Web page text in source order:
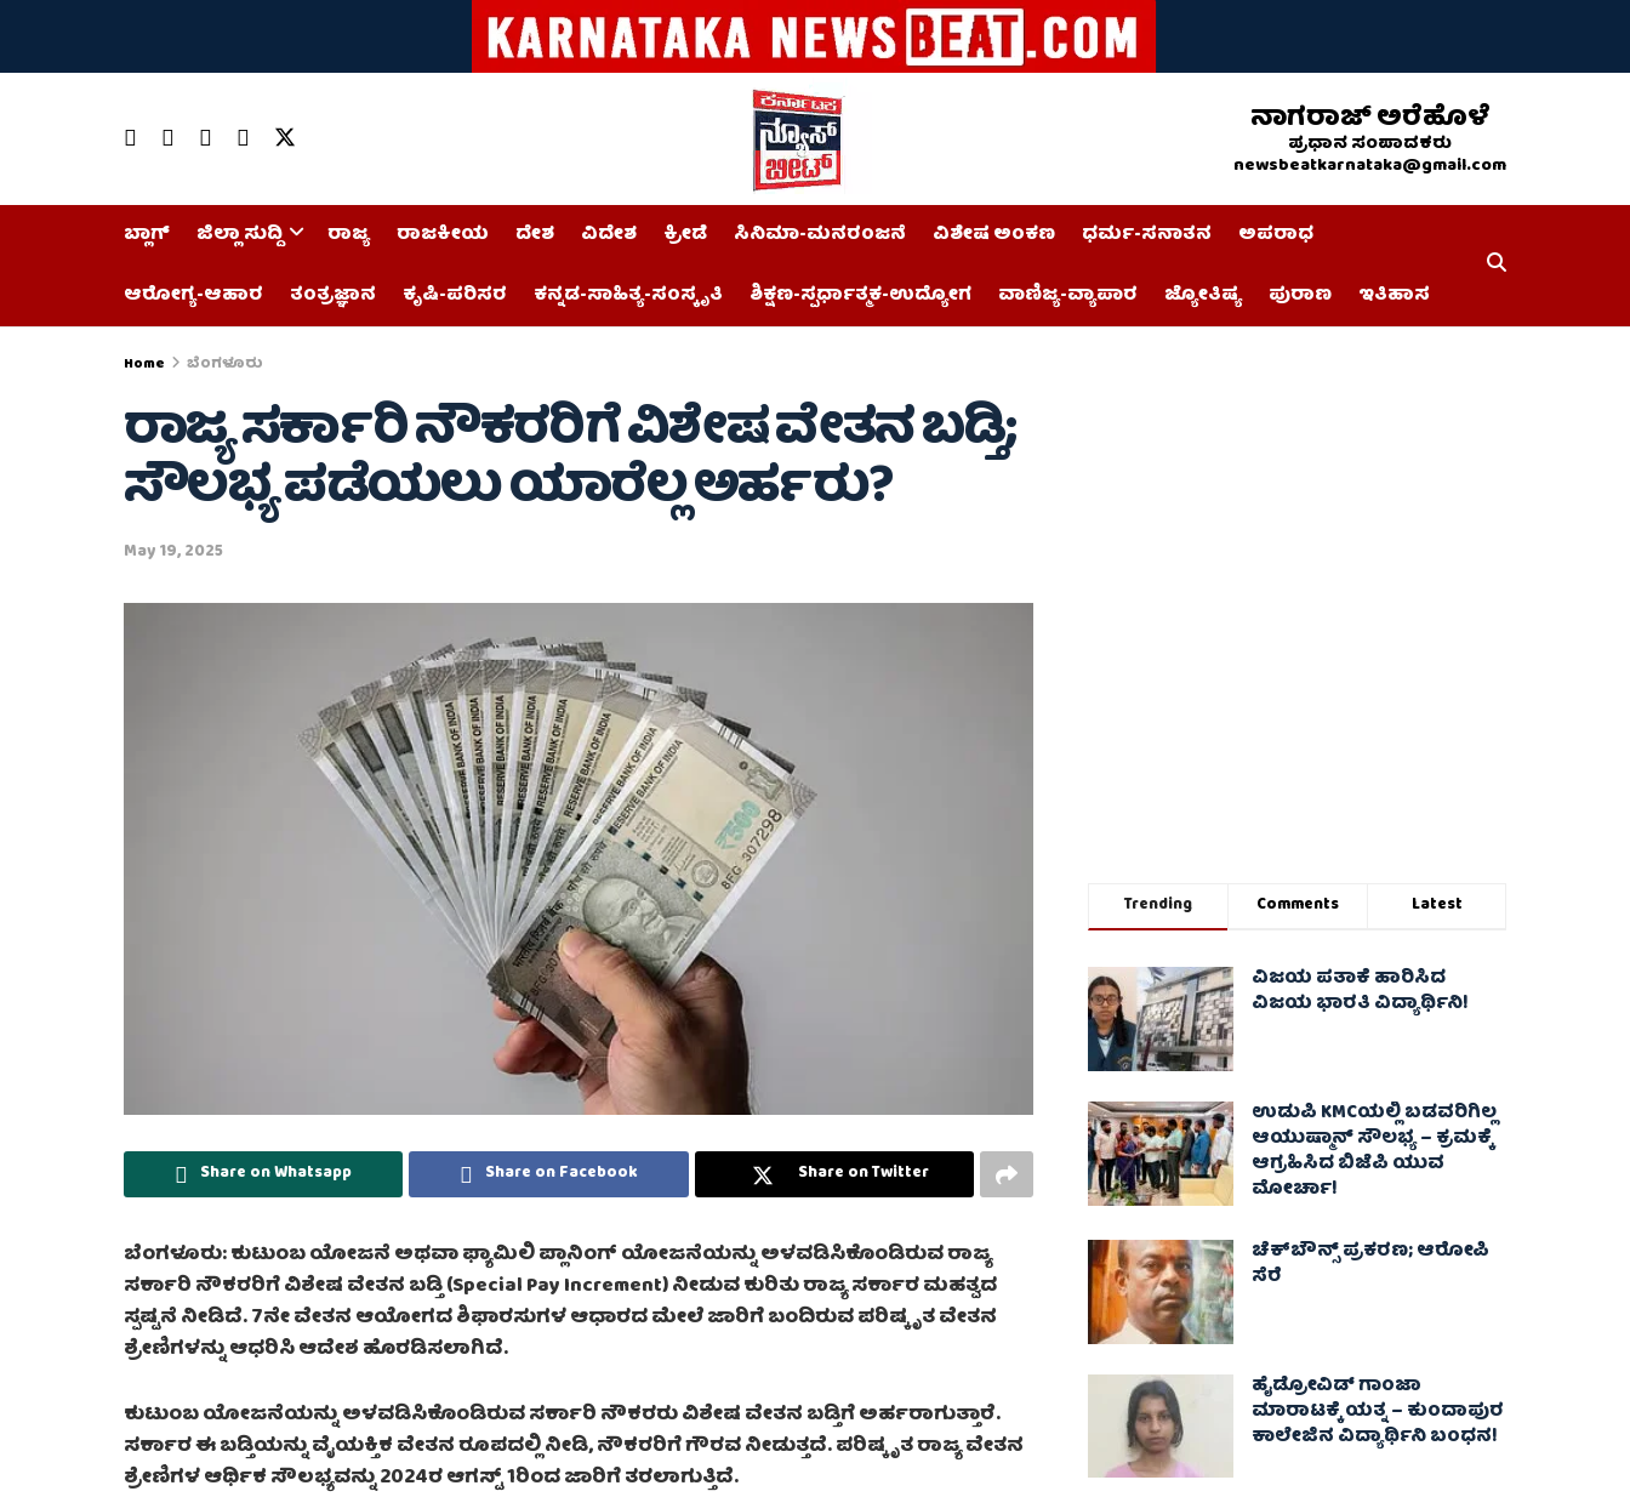
ನಾಗರಾಜ್ ಅರೆಹೊಳೆ
ಪ್ರಧಾನ ಸಂಪಾದಕರು
newsbeatkarnataka@gmail.com
ಬ್ಲಾಗ್ ಜಿಲ್ಲಾ ಸುದ್ದಿ ರಾಜ್ಯ ರಾಜಕೀಯ ದೇಶ ವಿದೇಶ ಕ್ರೀಡೆ ಸಿನಿಮಾ-ಮನರಂಜನೆ ವಿಶೇಷ ಅಂಕಣ ಧರ್ಮ-ಸನಾತನ
ಅಪರಾಧ
ಆರೋಗ್ಯ-ಆಹಾರ
ತಂತ್ರಜ್ಞಾನ ಕೃಷಿ-ಪರಿಸರ ಕನ್ನಡ-ಸಾಹಿತ್ಯ-ಸಂಸ್ಕೃತಿ ಶಿಕ್ಷಣ-ಸ್ಪರ್ಧಾತ್ಮಕ-ಉದ್ಯೋಗ ವಾಣಿಜ್ಯ-ವ್ಯಾಪಾರ ಜ್ಯೋತಿಷ್ಯ ಪುರಾಣ ಇತಿಹಾಸ
Home ಬೆಂಗಳೂರು
ರಾಜ್ಯ ಸರ್ಕಾರಿ ನೌಕರರಿಗೆ ವಿಶೇಷ ವೇತನ ಬಡ್ತಿ;
ಸೌಲಭ್ಯ ಪಡೆಯಲು ಯಾರೆಲ್ಲ ಅರ್ಹರು?
May 19, 2025
Share on Whatsapp Share on Facebook Share on Twitter
ಬೆಂಗಳೂರು: ಕುಟುಂಬ ಯೋಜನೆ ಅಥವಾ ಫ್ಯಾಮಿಲಿ ಪ್ಲಾನಿಂಗ್ ಯೋಜನೆಯನ್ನು ಅಳವಡಿಸಿಕೊಂಡಿರುವ ರಾಜ್ಯ
ಸರ್ಕಾರಿ ನೌಕರರಿಗೆ ವಿಶೇಷ ವೇತನ ಬಡ್ತಿ (Special Pay Increment) ನೀಡುವ ಕುರಿತು ರಾಜ್ಯ ಸರ್ಕಾರ ಮಹತ್ವದ
ಸ್ಪಷ್ಟನೆ ನೀಡಿದೆ. 7ನೇ ವೇತನ ಆಯೋಗದ ಶಿಫಾರಸುಗಳ ಆಧಾರದ ಮೇಲೆ ಜಾರಿಗೆ ಬಂದಿರುವ ಪರಿಷ್ಕೃತ ವೇತನ
ಶ್ರೇಣಿಗಳನ್ನು ಆಧರಿಸಿ ಆದೇಶ ಹೊರಡಿಸಲಾಗಿದೆ.
ಕುಟುಂಬ ಯೋಜನೆಯನ್ನು ಅಳವಡಿಸಿಕೊಂಡಿರುವ ಸರ್ಕಾರಿ ನೌಕರರು ವಿಶೇಷ ವೇತನ ಬಡ್ತಿಗೆ ಅರ್ಹರಾಗುತ್ತಾರೆ.
ಸರ್ಕಾರ ಈ ಬಡ್ತಿಯನ್ನು ವೈಯಕ್ತಿಕ ವೇತನ ರೂಪದಲ್ಲಿ ನೀಡಿ, ನೌಕರರಿಗೆ ಗೌರವ ನೀಡುತ್ತದೆ. ಪರಿಷ್ಕೃತ ರಾಜ್ಯ ವೇತನ
ಶ್ರೇಣಿಗಳ ಆರ್ಥಿಕ ಸೌಲಭ್ಯವನ್ನು 2024ರ ಆಗಸ್ಟ್ 1ರಿಂದ ಜಾರಿಗೆ ತರಲಾಗುತ್ತಿದೆ.
Trending Comments Latest
ವಿಜಯ ಪತಾಕೆ ಹಾರಿಸಿದ
ವಿಜಯ ಭಾರತಿ ವಿದ್ಯಾರ್ಥಿನಿ!
ಉಡುಪಿ KMCಯಲ್ಲಿ ಬಡವರಿಗಿಲ್ಲ
ಆಯುಷ್ಮಾನ್ ಸೌಲಭ್ಯ – ಕ್ರಮಕ್ಕೆ
ಆಗ್ರಹಿಸಿದ ಬಿಜೆಪಿ ಯುವ
ಮೋರ್ಚಾ!
ಚೆಕ್​ಬೌನ್ಸ್​ ಪ್ರಕರಣ; ಆರೋಪಿ
ಸೆರೆ
ಹೈಡ್ರೋವಿಡ್ ಗಾಂಜಾ
ಮಾರಾಟಕ್ಕೆ ಯತ್ನ – ಕುಂದಾಪುರ
ಕಾಲೇಜಿನ ವಿದ್ಯಾರ್ಥಿನಿ ಬಂಧನ!